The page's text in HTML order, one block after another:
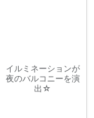
イルミネーションが
夜のバルコニーを演
出☆